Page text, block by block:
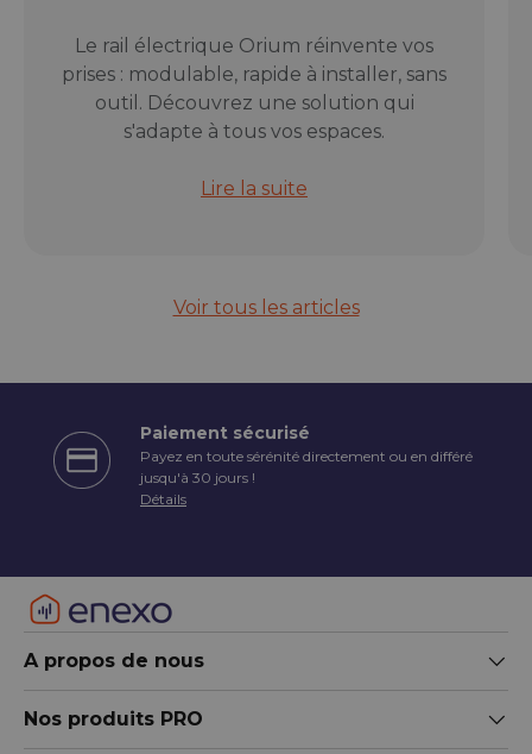
Le rail électrique Orium réinvente vos
prises : modulable, rapide à installer, sans
outil. Découvrez une solution qui
s'adapte à tous vos espaces.
Rail électrique modulable Orium :
Lire la suite
Voir tous les articles
Paiement sécurisé
Payez en toute sérénité directement ou en différé
jusqu'à 30 jours !
Détails
A propos de nous
Nos produits PRO